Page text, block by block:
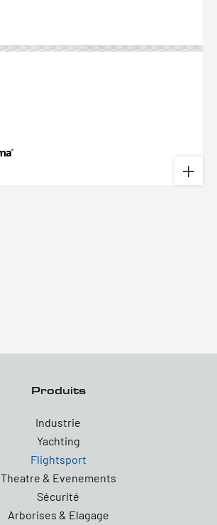
Produits
Industrie
Yachting
Flightsport
Theatre & Evenements
Sécurité
Arborises & Elagage